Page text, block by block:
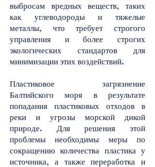
выбросам вредных веществ, таких
как углеводороды и тяжелые
металлы, что требует строгого
управления и более строгих
экологических стандартов для
минимизации этих воздействий.
Пластиковое загрязнение
Балтийского моря в результате
попадания пластиковых отходов в
реки и угрозы морской дикой
природе. Для решения этой
проблемы необходимы меры по
сокращению количества пластика у
источника, а также переработка и